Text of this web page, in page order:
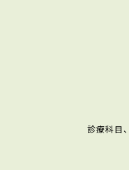
診療科目